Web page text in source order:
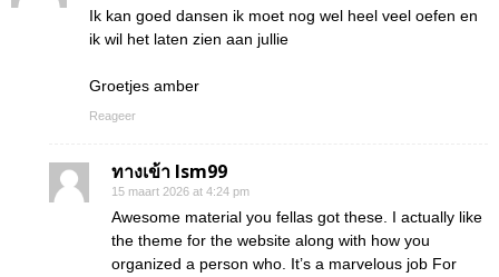
Ik kan goed dansen ik moet nog wel heel veel oefen en
ik wil het laten zien aan jullie
Groetjes amber
Reageer
ทางเข้า lsm99
15 maart 2026 at 4:24 pm
Awesome material you fellas got these. I actually like
the theme for the website along with how you
organized a person who. It’s a marvelous job For